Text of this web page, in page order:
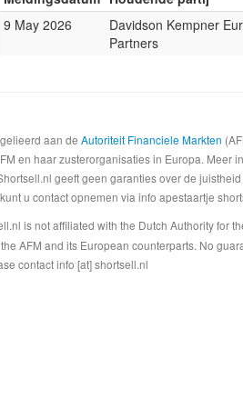
9 May 2026
Davidson Kempner
Partners
aan de Autoriteit Financiele Markten
en haar zusterorganisaties in Europa.
geeft geen garanties over de
u contact opnemen via info apestaartje
is not affiliated with the Dutch Authority for
AFM and its European counterparts. No
contact info [at] shortsell.nl